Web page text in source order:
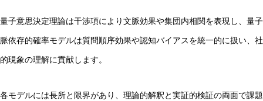
量子意思決定理論は干渉項により文脈効果や集団内相関を表現し、量
脈依存的確率モデルは質問順序効果や認知バイアスを統一的に扱い、
的現象の理解に貢献します。
各モデルには長所と限界があり、理論的解釈と実証的検証の両面で課